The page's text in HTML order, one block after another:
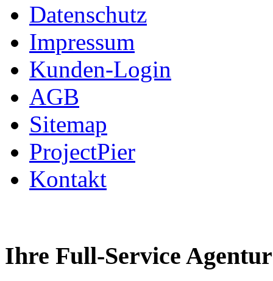
Datenschutz
Impressum
Kunden-Login
AGB
Sitemap
ProjectPier
Kontakt
Ihre Full-Service